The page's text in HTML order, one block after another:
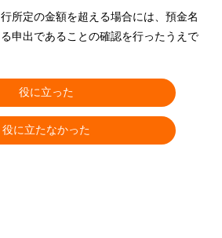
所定の金額を超える場合には、預金名
申出であることの確認を行ったうえで
役に立った
役に立たなかった